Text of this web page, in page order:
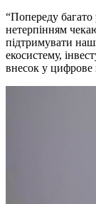
“Попереду
нетерпінням
підтримувати
екосистему,
внесок у цифрове